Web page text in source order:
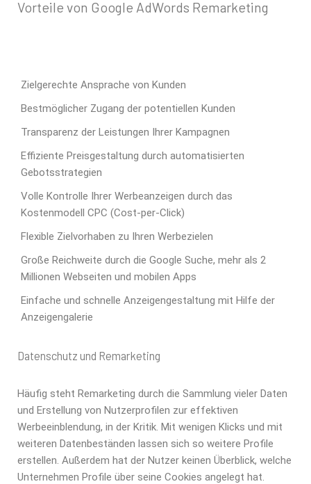
Vorteile von Google AdWords Remarketing
Zielgerechte Ansprache von Kunden
Bestmöglicher Zugang der potentiellen Kunden
Transparenz der Leistungen Ihrer Kampagnen
Effiziente Preisgestaltung durch automatisierten
Gebotsstrategien
Volle Kontrolle Ihrer Werbeanzeigen durch das
Kostenmodell CPC (Cost-per-Click)
Flexible Zielvorhaben zu Ihren Werbezielen
Große Reichweite durch die Google Suche, mehr als 2
Millionen Webseiten und mobilen Apps
Einfache und schnelle Anzeigengestaltung mit Hilfe der
Anzeigengalerie
Datenschutz und Remarketing
Häufig steht Remarketing durch die Sammlung vieler Daten
und Erstellung von Nutzerprofilen zur effektiven
Werbeeinblendung, in der Kritik. Mit wenigen Klicks und mit
weiteren Datenbeständen lassen sich so weitere Profile
erstellen. Außerdem hat der Nutzer keinen Überblick, welche
Unternehmen Profile über seine Cookies angelegt hat.